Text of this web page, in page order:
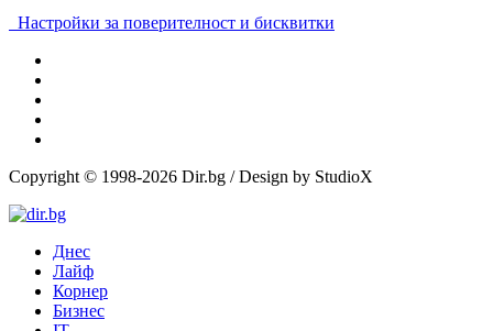
Настройки за поверителност и бисквитки
Copyright © 1998-2026 Dir.bg / Design by StudioX
Днес
Лайф
Корнер
Бизнес